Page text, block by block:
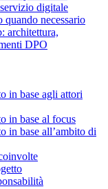
digitale
necessario
architettura,
DPO
in base agli attori
in base al focus
in base all’ambito di